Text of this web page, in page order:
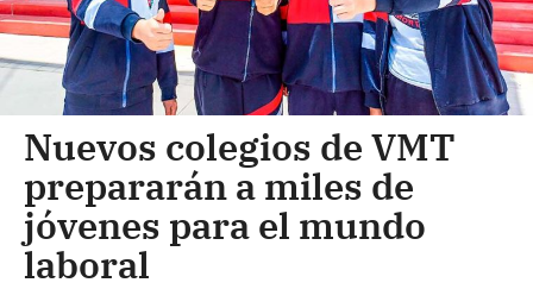
Nuevos colegios de VMT
prepararán a miles de
jóvenes para el mundo
laboral